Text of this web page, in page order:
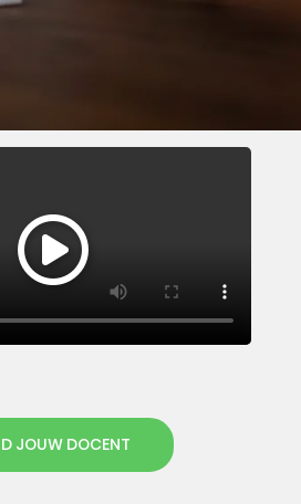
JOUW DOCENT